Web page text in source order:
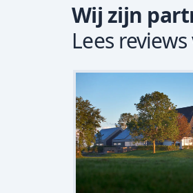
Wij zijn
Lees